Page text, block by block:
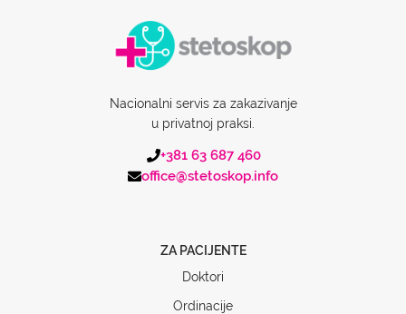
Nacionalni servis za zakazivanje
u privatnoj praksi.
+381 63 687 460
office@stetoskop.info
ZA PACIJENTE
Doktori
Ordinacije